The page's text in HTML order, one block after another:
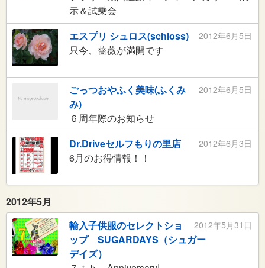
示＆試乗会
2012年6月5日
エスプリ シュロス(schloss)
只今、薔薇が満開です
2012年6月5日
ごっつおやふく美味(ふくみ
み)
６周年際のお知らせ
2012年6月3日
Dr.Driveセルフもりの里店
6月のお得情報！！
2012年5月
2012年5月31日
輸入子供服のセレクトショ
ップ SUGARDAYS（シュガー
デイズ）